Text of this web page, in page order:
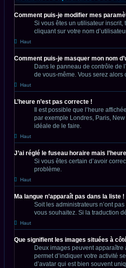
Comment puis-je modifier mes
Si vous êtes un utilisateur
cliquant sur votre nom
Haut
Comment puis-je masquer mon nom
Dans le panneau de contrôle de
de vous-même. Vous serez
Haut
L’heure n’est pas correcte !
Il est possible que l’heure
par exemple Londres, Paris,
idéale de le faire.
Haut
J’ai réglé le fuseau horaire mais
Si vous êtes certain d’avoir
problème.
Haut
Ma langue n’apparaît pas dans la liste !
Soit les administrateurs n’ont
vous souhaitez. Si la traduction
Haut
Que signifient les images situées à
Deux images peuvent apparaître
permet d’indiquer votre activité
d’avatar qui est bien souvent